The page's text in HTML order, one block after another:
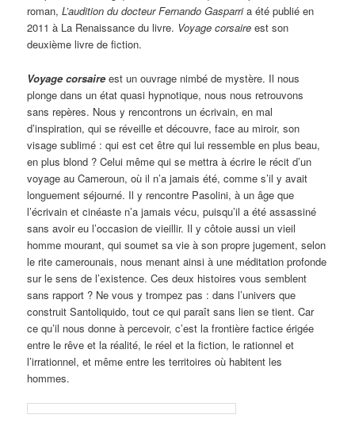
roman,L’audition du docteur Fernando Gasparria été publié en
2011 à La Renaissance du livre. Voyage corsaire est son
deuxième livre de fiction.
Voyage corsaireest un ouvrage nimbé de mystère. Il nous
plonge dans un état quasi hypnotique, nous nous retrouvons
sans repères. Nous y rencontrons un écrivain, en mal
d’inspiration, qui se réveille et découvre, face au miroir, son
visage sublimé : qui est cet être qui lui ressemble en plus beau,
en plus blond ? Celui même qui se mettra à écrire le récit d’un
voyage au Cameroun, où il n’a jamais été, comme s’il y avait
longuement séjourné. Il y rencontre Pasolini, à un âge que
l’écrivain et cinéaste n’a jamais vécu, puisqu’il a été assassiné
sans avoir eu l’occasion de vieillir. Il y côtoie aussi un vieil
homme mourant, qui soumet sa vie à son propre jugement, selon
le rite camerounais, nous menant ainsi à une méditation profonde
sur le sens de l’existence. Ces deux histoires vous semblent
sans rapport ? Ne vous y trompez pas : dans l’univers que
construit Santoliquido, tout ce qui paraît sans lien se tient. Car
ce qu’il nous donne à percevoir, c’est la frontière factice érigée
entre le rêve et la réalité, le réel et la fiction, le rationnel et
l’irrationnel, et même entre les territoires où habitent les
hommes.